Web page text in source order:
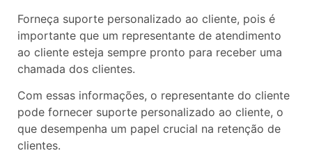
Forneça suporte personalizado ao cliente, pois é
importante que um representante de atendimento
ao cliente esteja sempre pronto para receber uma
chamada dos clientes.
Com essas informações, o representante do cliente
pode fornecer suporte personalizado ao cliente, o
que desempenha um papel crucial na retenção de
clientes.